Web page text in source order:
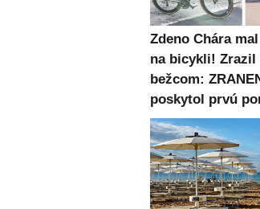
Zdeno Chára
na bicykli! Zrazil
bežcom:
poskytol prvú